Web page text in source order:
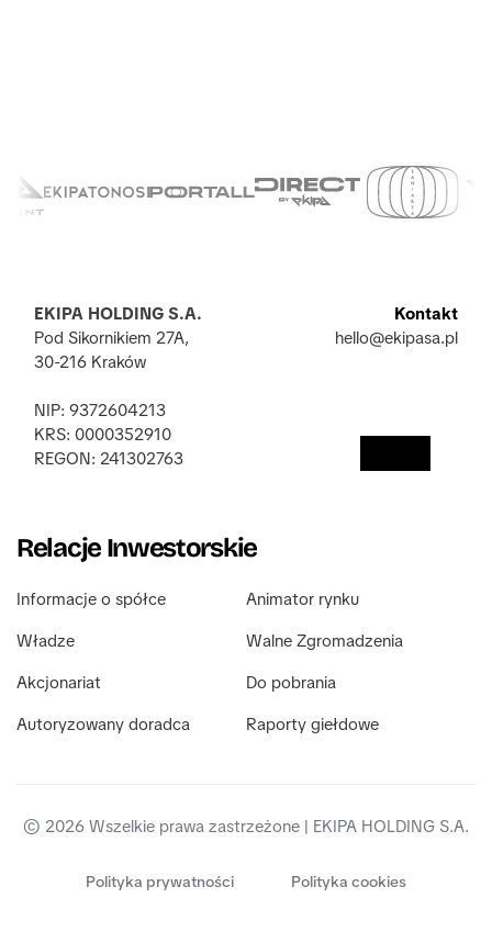
EKIPA HOLDING S.A.
Pod Sikornikiem 27A,
30-216 Kraków
NIP: 9372604213
KRS: 0000352910
REGON: 241302763
Kontakt
hello@ekipasa.pl
Relacje Inwestorskie
Informacje o spółce
Władze
Akcjonariat
Autoryzowany doradca
Animator rynku
Walne Zgromadzenia
Do pobrania
Raporty giełdowe
© 2026 Wszelkie prawa zastrzeżone | EKIPA HOLDING S.A.
Polityka prywatności Polityka cookies